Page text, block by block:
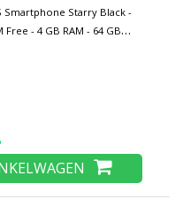
Smartphone Starry Black -
Free - 4 GB RAM - 64 GB
Camera - 5150mAh Batterij -